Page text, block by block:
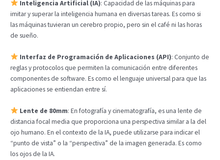
Inteligencia Artificial (IA): Capacidad de las máquinas para
imitar y superar la inteligencia humana en diversas tareas. Es como si
las máquinas tuvieran un cerebro propio, pero sin el café ni las horas
de sueño.
Interfaz de Programación de Aplicaciones (API): Conjunto de
reglas y protocolos que permiten la comunicación entre diferentes
componentes de software. Es como el lenguaje universal para que las
aplicaciones se entiendan entre sí.
Lente de 80mm: En fotografía y cinematografía, es una lente de
distancia focal media que proporciona una perspectiva similar a la del
ojo humano. En el contexto de la IA, puede utilizarse para indicar el
“punto de vista” o la “perspectiva” de la imagen generada. Es como
los ojos de la IA.